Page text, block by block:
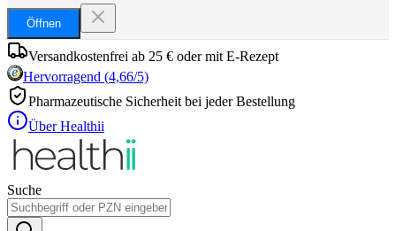
Öffnen
Versandkostenfrei ab 25 € oder mit E-Rezept
Hervorragend (4,66/5)
Pharmazeutische Sicherheit bei jeder Bestellung
Über Healthii
Suche